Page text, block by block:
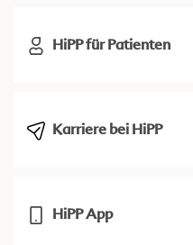
HiPP für Patienten
Karriere bei HiPP
HiPP App